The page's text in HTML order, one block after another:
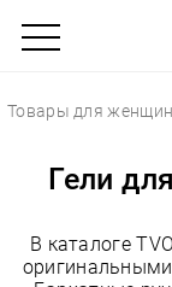
Товары для женщин
Гели
В каталоге